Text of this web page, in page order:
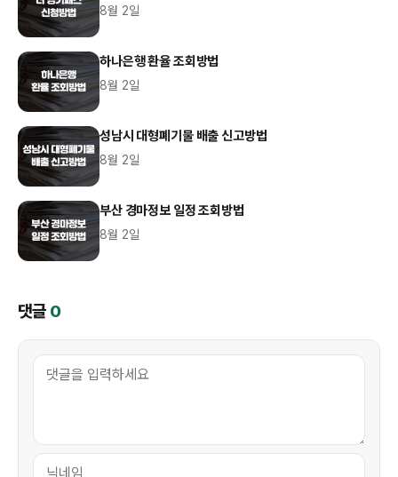
8월 2일
하나은행 환율 조회방법
8월 2일
성남시 대형폐기물 배출 신고방법
8월 2일
부산 경마정보 일정 조회방법
8월 2일
댓글 0